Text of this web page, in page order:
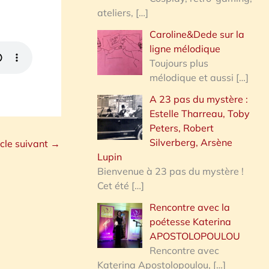
suivant →
ateliers, […]
Caroline&Dede sur la
ligne mélodique
Toujours plus
mélodique et aussi […]
A 23 pas du mystère :
Estelle Tharreau, Toby
Peters, Robert
Silverberg, Arsène
Lupin
Bienvenue à 23 pas du mystère !
Cet été […]
Rencontre avec la
poétesse Katerina
APOSTOLOPOULOU
Rencontre avec
Katerina Apostolopoulou, […]